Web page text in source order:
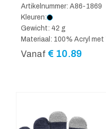
Artikelnummer: A86-1869
Kleuren:
Gewicht: 42 g
Materiaal: 100% Acryl
Vanaf € 10.89